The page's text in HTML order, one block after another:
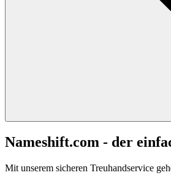
Nameshift.com - der
Mit unserem sicheren Treuhandservice